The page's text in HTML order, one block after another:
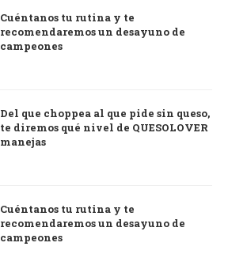
Cuéntanos tu rutina y te
recomendaremos un desayuno de
campeones
Del que choppea al que pide sin queso,
te diremos qué nivel de QUESOLOVER
manejas
Cuéntanos tu rutina y te
recomendaremos un desayuno de
campeones